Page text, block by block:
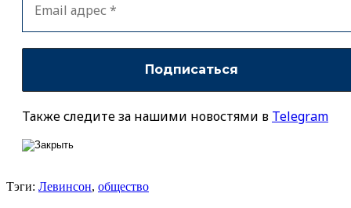
Также следите за нашими новостями в Telegram
Тэги: Левинсон, общество